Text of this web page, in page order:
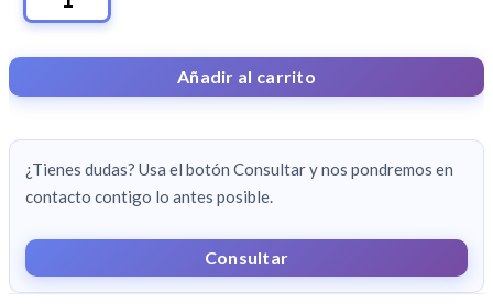
DESAYUNO
CAFE,
TOSTADA
Añadir al carrito
¿Tienes dudas? Usa el botón Consultar y nos pondremos en
contacto contigo lo antes posible.
Consultar